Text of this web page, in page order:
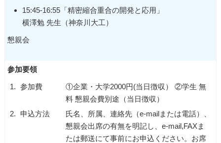
15:45-16:55「精密縮合重合の開発と応用」
横澤勉 先生（神奈川大工）
懇親会
参加要領
1. 参加費
①企業・大学2000円(当日徴収） ②学生 無
料 懇親会費別途（当日徴収）
2.
申込方法
氏名、所属、連絡先（e-mailまたは電話）、
懇親会出席の有無を明記し、e-mail,FAXま
たは郵送にて事前にお申込ください。お席